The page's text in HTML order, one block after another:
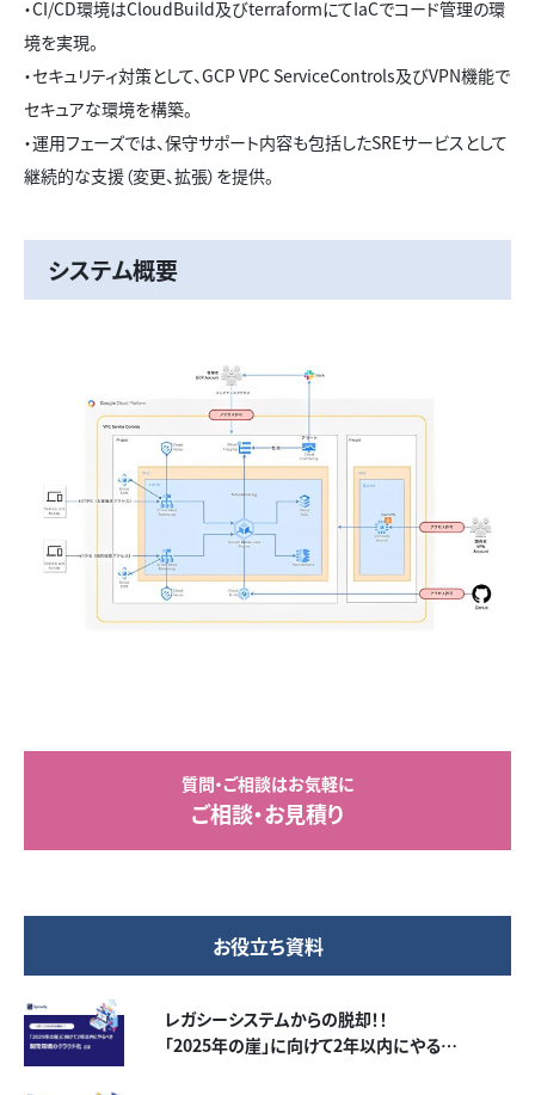
・CI/CD環境はCloudBuild及びterraformにてIaCでコード管理の環
境を実現。
・セキュリティ対策として、GCP VPC ServiceControls及びVPN機能で
セキュアな環境を構築。
・運用フェーズでは、保守サポート内容も包括したSREサービスとして
継続的な支援（変更、拡張）を提供。
システム概要
質問・ご相談はお気軽に
ご相談・お見積り
お役立ち資料
レガシーシステムからの脱却！！
「2025年の崖」に向けて2年以内にやるべき